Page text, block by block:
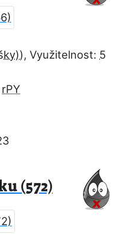
, Využitelnost: 5
rPY
(572)